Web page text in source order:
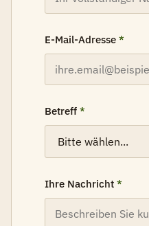
E-Mail-Adresse *
Betreff *
Ihre Nachricht *